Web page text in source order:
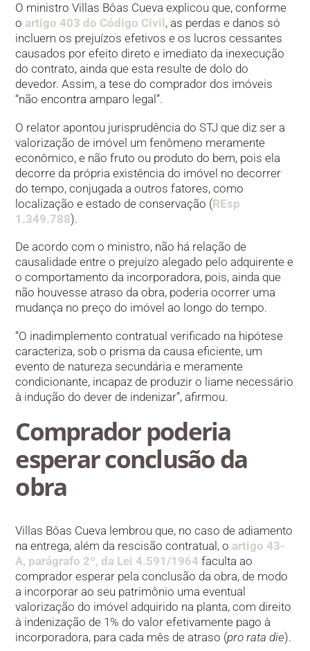
O ministro Villas Bôas Cueva explicou que, conforme
o artigo 403 do Código Civil , as perdas e danos só
incluem os prejuízos efetivos e os lucros cessantes
causados por efeito direto e imediato da inexecução
do contrato, ainda que esta resulte de dolo do
devedor. Assim, a tese do comprador dos imóveis
“não encontra amparo legal”.
O relator apontou jurisprudência do STJ que diz ser a
valorização de imóvel um fenômeno meramente
econômico, e não fruto ou produto do bem, pois ela
decorre da própria existência do imóvel no decorrer
do tempo, conjugada a outros fatores, como
localização e estado de conservação (REsp
1.349.788).
De acordo com o ministro, não há relação de
causalidade entre o prejuízo alegado pelo adquirente e
o comportamento da incorporadora, pois, ainda que
não houvesse atraso da obra, poderia ocorrer uma
mudança no preço do imóvel ao longo do tempo.
“O inadimplemento contratual verificado na hipótese
caracteriza, sob o prisma da causa eficiente, um
evento de natureza secundária e meramente
condicionante, incapaz de produzir o liame necessário
à indução do dever de indenizar”, afirmou.
Comprador poderia
esperar conclusão da
obra
Villas Bôas Cueva lembrou que, no caso de adiamento
na entrega, além da rescisão contratual, o artigo 43-
A, parágrafo 2º, da Lei 4.591/1964 faculta ao
comprador esperar pela conclusão da obra, de modo
a incorporar ao seu patrimônio uma eventual
valorização do imóvel adquirido na planta, com direito
à indenização de 1% do valor efetivamente pago à
incorporadora, para cada mês de atraso (pro rata die).